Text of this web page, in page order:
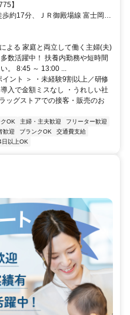
割引あり
】
約17分、ＪＲ御殿場線 富士岡徒
山口徒歩約55分
よる 家庭と両立して働く主婦(夫)
数活躍中！ 扶養内勤務や短時間
。 8:45 ～ 13:00 ...
ント ＞ ・未経験9割以上／研修
入で金額ミスなし ・うれしい社
ッグストアでの接客・販売のお
OK 主婦・主夫歓迎
フリーター歓迎
歓迎 ブランクOK
交通費支給
日以上OK